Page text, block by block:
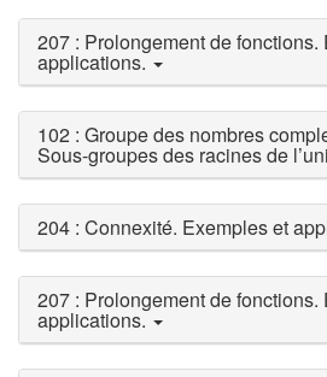
207 : Prolongement de fonctions.
applications.
102 : Groupe des nombres
Sous-groupes des racines de
204 : Connexité. Exemples et
207 : Prolongement de fonctions.
applications.